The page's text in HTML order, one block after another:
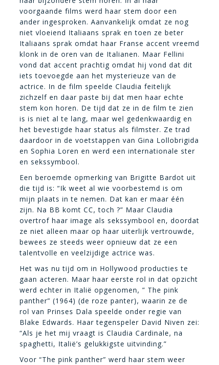
voorgaande films werd haar stem door een
ander ingesproken. Aanvankelijk omdat ze nog
niet vloeiend Italiaans sprak en toen ze beter
Italiaans sprak omdat haar Franse accent vreemd
klonk in de oren van de Italianen. Maar Fellini
vond dat accent prachtig omdat hij vond dat dit
iets toevoegde aan het mysterieuze van de
actrice. In de film speelde Claudia feitelijk
zichzelf en daar paste bij dat men haar echte
stem kon horen. De tijd dat ze in de film te zien
is is niet al te lang, maar wel gedenkwaardig en
het bevestigde haar status als filmster. Ze trad
daardoor in de voetstappen van Gina Lollobrigida
en Sophia Loren en werd een internationale ster
en sekssymbool.
Een beroemde opmerking van Brigitte Bardot uit
die tijd is: “Ik weet al wie voorbestemd is om
mijn plaats in te nemen. Dat kan er maar één
zijn. Na BB komt CC, toch ?” Maar Claudia
overtrof haar image als sekssymbool en, doordat
ze niet alleen maar op haar uiterlijk vertrouwde,
bewees ze steeds weer opnieuw dat ze een
talentvolle en veelzijdige actrice was.
Het was nu tijd om in Hollywood producties te
gaan acteren. Maar haar eerste rol in dat opzicht
werd echter in Italië opgenomen, ” The pink
panther” (1964) (de roze panter), waarin ze de
rol van Prinses Dala speelde onder regie van
Blake Edwards. Haar tegenspeler David Niven zei:
“Als je het mij vraagt is Claudia Cardinale, na
spaghetti, Italië’s gelukkigste uitvinding.”
Voor “The pink panther” werd haar stem weer